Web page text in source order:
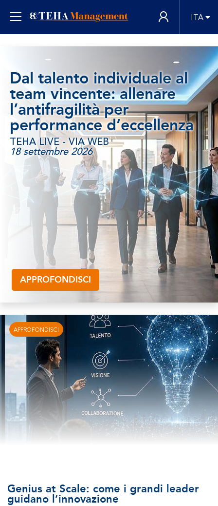
ITA
Dal talento individuale al
team vincente: allenare
l’antifragilità per
performance d’eccellenza
TEHA LIVE - VIA WEB
18 settembre 2026
APPROFONDISCI
Genius at Scale: come i grandi leader
guidano l’innovazione
APPROFONDISCI